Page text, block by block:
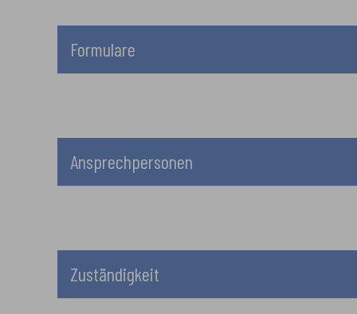
Formulare
Ansprechpersonen
Zuständigkeit